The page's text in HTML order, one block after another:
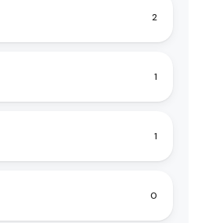
2
1
1
0